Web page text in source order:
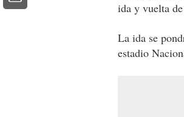
ida y vuelta
La ida se
estadio